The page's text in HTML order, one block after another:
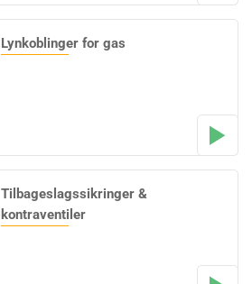
Lynkoblinger for gas
Tilbageslagssikringer &
kontraventiler